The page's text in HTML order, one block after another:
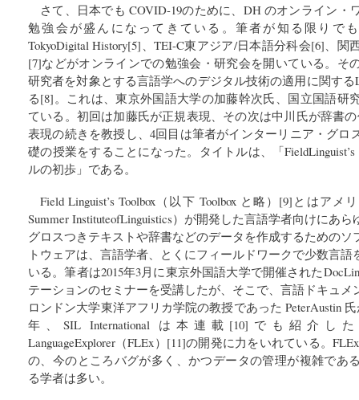
さて、日本でも COVID-19のために、DH のオンライン・
勉強会が盛んになってきている。筆者が知る限りで
TokyoDigital History[5]、TEI-C東アジア/日本語分科会[6]、関
[7]などがオンラインでの勉強会・研究会を開いている。そ
研究者を対象とする言語学へのデジタル技術の適用に関する
る[8]。これは、東京外国語大学の加藤幹次氏、国立国語研
ている。初回は加藤氏が正規表現、その次は中川氏が辞書
表現の続きを教授し、4回目は筆者がインターリニア・グロ
礎の授業をすることになった。タイトルは、「
ルの初歩」である。
Field Linguist’s Toolbox（以下 Toolbox と略）[9]とはアメ
Summer InstituteofLinguistics）が開発した言語学者向けにあ
グロスつきテキストや辞書などのデータを作成するための
トウェアは、言語学者、とくにフィールドワークで少数言
いる。筆者は2015年3月に東京外国語大学で開催された
テーションのセミナーを受講したが、そこで、言語ドキュ
ロンドン大学東洋アフリカ学院の教授であった PeterAustin
年、SIL International は本連載[10]でも紹介し
LanguageExplorer（FLEx）[11]の開発に力をいれている。
の、今のところバグが多く、かつデータの管理が複雑であ
る学者は多い。